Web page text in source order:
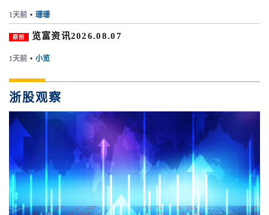
1天前 • 珊珊
原创 览富资讯2026.08.07
1天前 • 小览
浙股观察